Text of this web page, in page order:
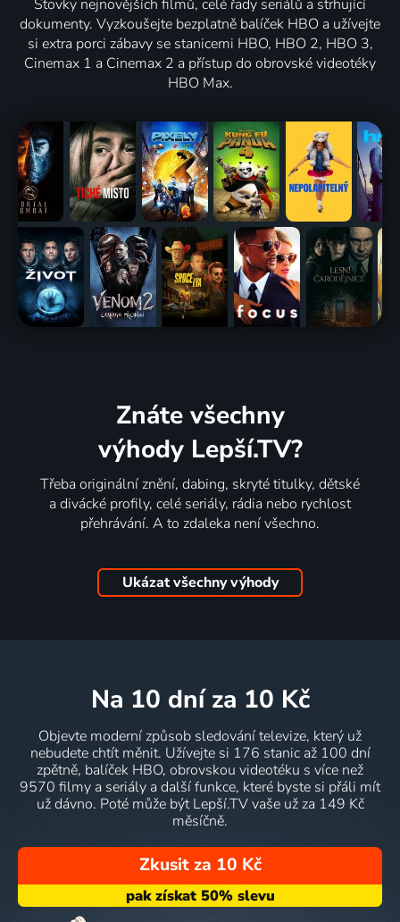
Stovky nejnovějších filmů, celé řady seriálů a strhující
dokumenty. Vyzkoušejte bezplatně balíček HBO a užívejte
si extra porci zábavy se stanicemi HBO, HBO 2, HBO 3,
Cinemax 1 a Cinemax 2 a přístup do obrovské videotéky
HBO Max.
Znáte všechny
výhody Lepší.TV?
Třeba originální znění, dabing, skryté titulky, dětské
a divácké profily, celé seriály, rádia nebo rychlost
přehrávání. A to zdaleka není všechno.
Ukázat všechny výhody
na 10 dní za 10 Kč
Objevte moderní způsob sledování televize, který už
nebudete chtít měnit. Užívejte si 176 stanic až 100 dní
zpětně, balíček HBO, obrovskou videotéku s více než
9570 filmy a seriály a další funkce, které byste si přáli mít
už dávno. Poté může být Lepší.TV vaše už za 149 Kč
měsíčně.
Zkusit za 10 Kč